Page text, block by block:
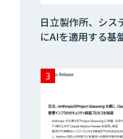
日立製作所、シス
にAIを適用する